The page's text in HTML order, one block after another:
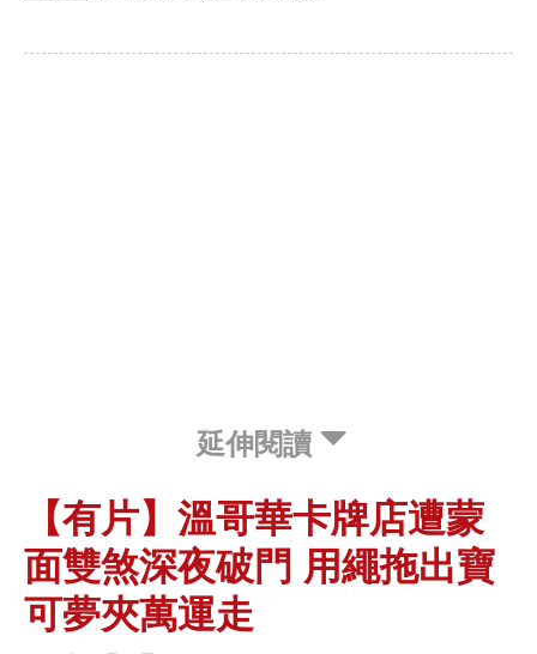
延伸閱讀
【有片】溫哥華卡牌店遭蒙
面雙煞深夜破門 用繩拖出寶
可夢夾萬運走